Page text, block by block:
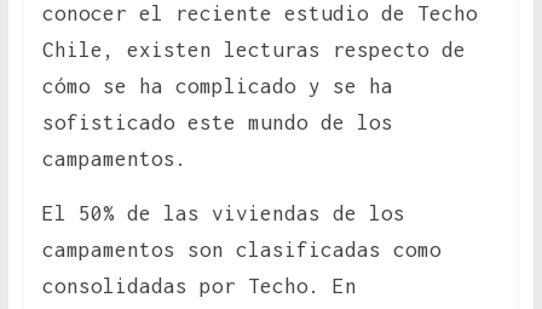
conocer el reciente estudio de Techo
Chile, existen lecturas respecto de
cómo se ha complicado y se ha
sofisticado este mundo de los
campamentos.
El 50% de las viviendas de los
campamentos son clasificadas como
consolidadas por Techo. En